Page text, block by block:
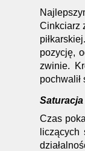
Cinkciarz
pozycję,
zwinie.
pochwalił
Czas